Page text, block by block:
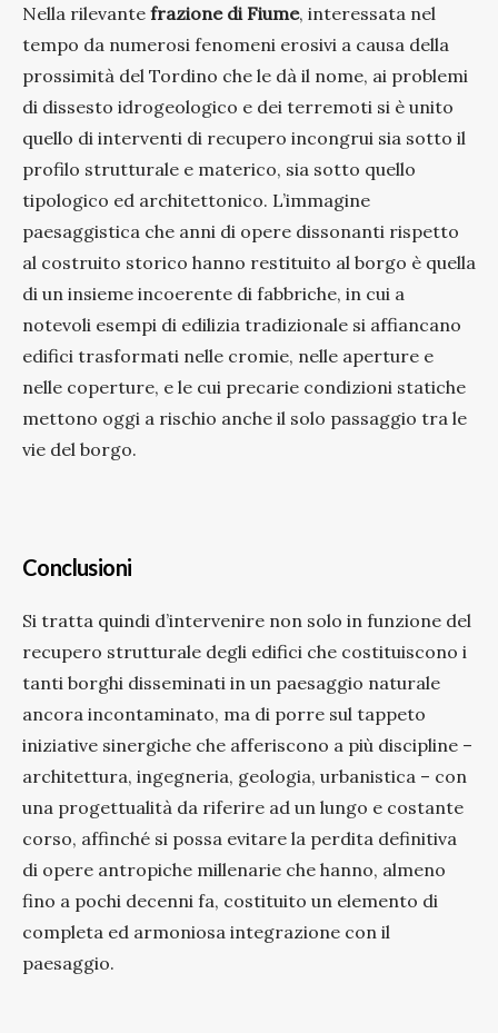
Nella rilevante frazione di Fiume, interessata nel
tempo da numerosi fenomeni erosivi a causa della
prossimità del Tordino che le dà il nome, ai problemi
di dissesto idrogeologico e dei terremoti si è unito
quello di interventi di recupero incongrui sia sotto il
profilo strutturale e materico, sia sotto quello
tipologico ed architettonico. L’immagine
paesaggistica che anni di opere dissonanti rispetto
al costruito storico hanno restituito al borgo è quella
di un insieme incoerente di fabbriche, in cui a
notevoli esempi di edilizia tradizionale si affiancano
edifici trasformati nelle cromie, nelle aperture e
nelle coperture, e le cui precarie condizioni statiche
mettono oggi a rischio anche il solo passaggio tra le
vie del borgo.
Conclusioni
Si tratta quindi d’intervenire non solo in funzione del
recupero strutturale degli edifici che costituiscono i
tanti borghi disseminati in un paesaggio naturale
ancora incontaminato, ma di porre sul tappeto
iniziative sinergiche che afferiscono a più discipline –
architettura, ingegneria, geologia, urbanistica – con
una progettualità da riferire ad un lungo e costante
corso, affinché si possa evitare la perdita definitiva
di opere antropiche millenarie che hanno, almeno
fino a pochi decenni fa, costituito un elemento di
completa ed armoniosa integrazione con il
paesaggio.